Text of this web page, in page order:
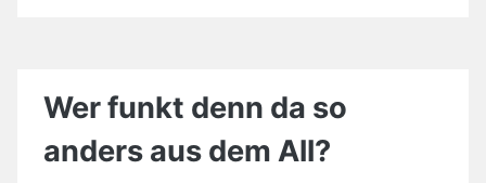
Bist
dabei?
Wer funkt denn da so
anders aus dem All?